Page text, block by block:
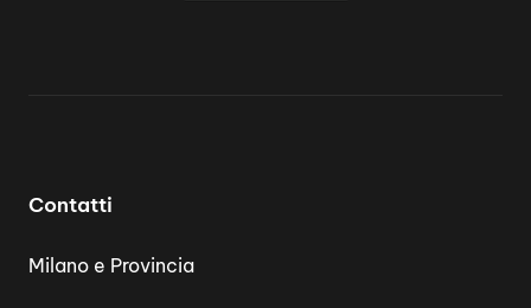
Contatti
Milano e Provincia